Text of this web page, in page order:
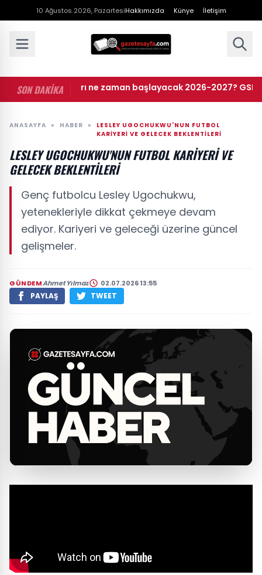
10 Ağustos 2026, PazartesiHakkımızda Künye İletişim
SON DAKİKA
başvuruları ne zaman başlayacak 2026-2027? GSB yurt
ANASAYFA » HABER »
LESLEY UGOCHUKWU'NUN FUTBOL
KARIYERI VE GELECEK BEKLENTILERI
LESLEY UGOCHUKWU'NUN FUTBOL KARIYERI VE
GELECEK BEKLENTILERI
Genç futbolcu Lesley Ugochukwu,
yetenekleriyle dikkat çekmeye devam
ediyor. Kariyeri ve geleceği üzerine güncel
gelişmeler.
GÜNDEMAhmet Yılmaz 02.07.2026 13:55
PAYLAŞ TWEET